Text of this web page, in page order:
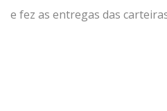
e fez as entregas das